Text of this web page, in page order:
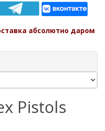
абсолютно даром
Pistols